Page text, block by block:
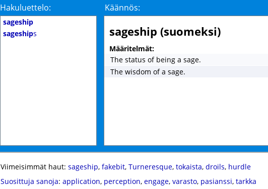
Hakuluettelo: Käännös:
sageship
sageships sageship (suomeksi)
Määritelmät:
The status of being a sage.
The wisdom of a sage.
Viimeisimmät haut: sageship, fakebit, Turneresque, tokaista, droils, hurdle
Suosittuja sanoja: application, perception, engage, varasto, pasianssi, tarkka